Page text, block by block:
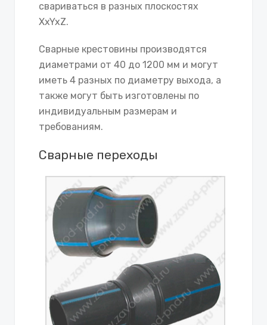
свариваться в разных плоскостях
XxYxZ.
Сварные крестовины производятся
диаметрами от 40 до 1200 мм и могут
иметь 4 разных по диаметру выхода, а
также могут быть изготовлены по
индивидуальным размерам и
требованиям.
Сварные переходы